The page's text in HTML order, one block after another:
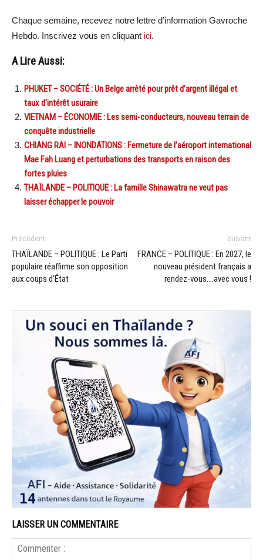
Chaque semaine, recevez notre lettre d’information Gavroche
Hebdo. Inscrivez vous en cliquant ici.
A Lire Aussi:
PHUKET – SOCIÉTÉ : Un Belge arrêté pour prêt d’argent illégal et
taux d’intérêt usuraire
VIETNAM – ÉCONOMIE : Les semi-conducteurs, nouveau terrain de
conquête industrielle
CHIANG RAI – INONDATIONS : Fermeture de l’aéroport international
Mae Fah Luang et perturbations des transports en raison des
fortes pluies
THAÏLANDE – POLITIQUE : La famille Shinawatra ne veut pas
laisser échapper le pouvoir
Précédent
THAÏLANDE – POLITIQUE : Le Parti
populaire réaffirme son opposition
aux coups d’État
Suivant
FRANCE – POLITIQUE : En 2027, le
nouveau président français a
rendez-vous….avec vous !
LAISSER UN COMMENTAIRE